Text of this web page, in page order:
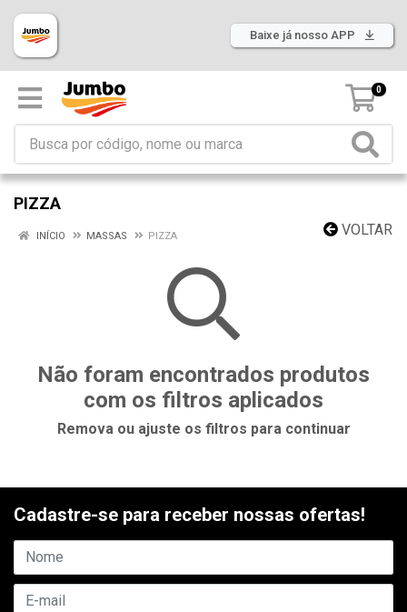
Baixe já nosso APP
0
PIZZA
VOLTAR
INÍCIO MASSAS PIZZA
Não foram encontrados produtos
com os filtros aplicados
Remova ou ajuste os filtros para continuar
Cadastre-se para receber nossas ofertas!